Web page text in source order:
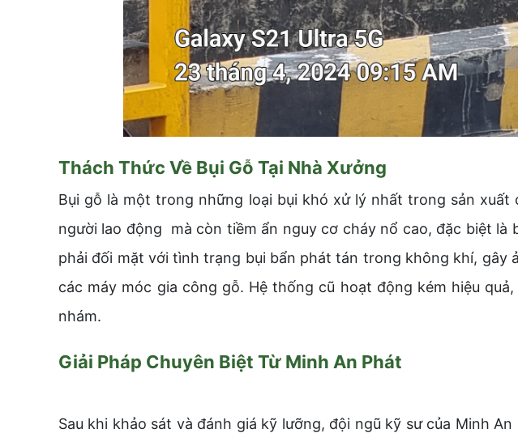
Thách Thức Về Bụi Gỗ Tại Nhà Xưởng
Bụi gỗ là một trong những loại bụi khó xử lý nhất trong sản
người lao động mà còn tiềm ẩn nguy cơ cháy nổ cao, đặc biệt
phải đối mặt với tình trạng bụi bẩn phát tán trong không khí, gây
các máy móc gia công gỗ. Hệ thống cũ hoạt động kém hiệu
nhám.
Giải Pháp Chuyên Biệt Từ Minh An Phát
Sau khi khảo sát và đánh giá kỹ lưỡng, đội ngũ kỹ sư của Minh